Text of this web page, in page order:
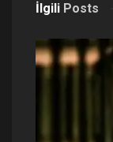
İlgili Posts